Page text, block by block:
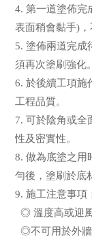
4. 第一道塗佈完
表面稍會黏手)，
5. 塗佈兩道完成
須再次塗刷強化。
6. 於後續工項施
工程品質。
7. 可於陰角或全
性及密實性。
8. 做為底塗之用
勻後，塗刷於底
9. 施工注意事項
◎ 溫度高或迎
◎不可用於外牆